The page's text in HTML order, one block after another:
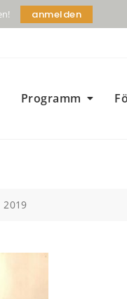
anmelden
Programm